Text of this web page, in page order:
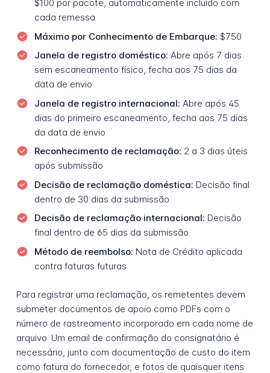
$100 por pacote, automaticamente incluído com
cada remessa
Máximo por Conhecimento de Embarque: $750
Janela de registro doméstico: Abre após 7 dias
sem escaneamento físico, fecha aos 75 dias da
data de envio
Janela de registro internacional: Abre após 45
dias do primeiro escaneamento, fecha aos 75 dias
da data de envio
Reconhecimento de reclamação: 2 a 3 dias úteis
após submissão
Decisão de reclamação doméstica: Decisão final
dentro de 30 dias da submissão
Decisão de reclamação internacional: Decisão
final dentro de 65 dias da submissão
Método de reembolso: Nota de Crédito aplicada
contra faturas futuras
Para registrar uma reclamação, os remetentes devem
submeter documentos de apoio como PDFs com o
número de rastreamento incorporado em cada nome de
arquivo. Um email de confirmação do consignatário é
necessário, junto com documentação de custo do item
como fatura do fornecedor, e fotos de quaisquer itens